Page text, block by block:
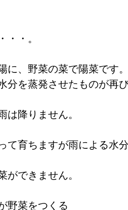
・・。
に、野菜の菜で陽菜です。
分を蒸発させたものが再
は降りません。
て育ちますが雨による水
ができません。
野菜をつくる